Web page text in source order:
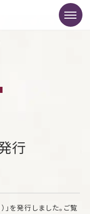
行
を発行しました。ご覧